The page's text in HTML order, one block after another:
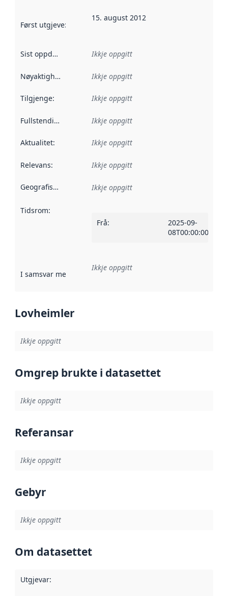
Først utgjeve: Denne datoen seier når dataa i dette
15. august 2012
Sist oppdatert Ikkje oppgitt
Nøyaktigheit Ikkje oppgitt
Tilgjenge: Ikkje oppgitt
Fullstendigheit Ikkje oppgitt
Aktualitet: Ikkje oppgitt
Relevans: Ikkje oppgitt
Geografisk område Ikkje oppgitt
Tidsrom:
Frå:
2025-09-
08T00:00:00Z
I samsvar med Referanse til ei implementeringsregel eller
Ikkje oppgitt
Lovheimler
Ikkje oppgitt
Omgrep brukte i datasettet
Ikkje oppgitt
Referansar
Ikkje oppgitt
Gebyr
Ikkje oppgitt
Om datasettet
Utgjevar: